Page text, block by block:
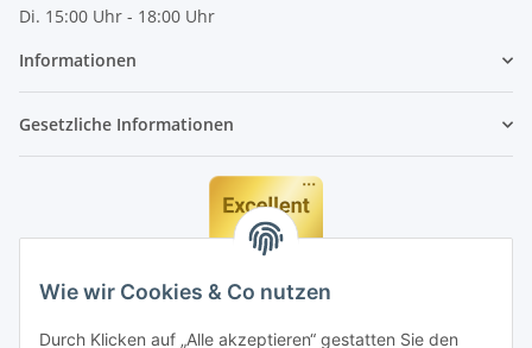
Wie wir Cookies & Co nutzen
Durch Klicken auf „Alle akzeptieren“ gestatten Sie den
Di. 15:00 Uhr - 18:00 Uhr
Informationen
Gesetzliche Informationen